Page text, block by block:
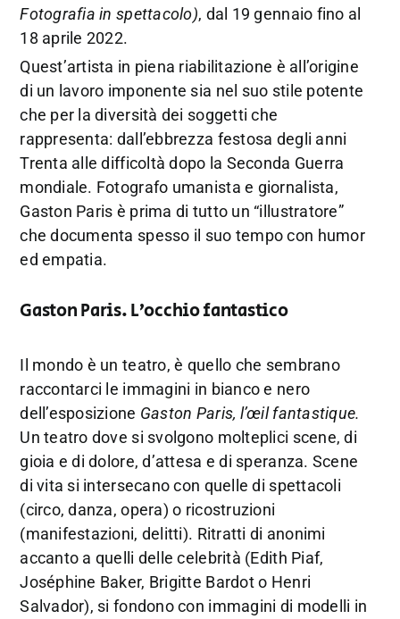
Fotografia in spettacolo), dal 19 gennaio fino al
18 aprile 2022.
Quest’artista in piena riabilitazione è all’origine
di un lavoro imponente sia nel suo stile potente
che per la diversità dei soggetti che
rappresenta: dall’ebbrezza festosa degli anni
Trenta alle difficoltà dopo la Seconda Guerra
mondiale. Fotografo umanista e giornalista,
Gaston Paris è prima di tutto un “illustratore”
che documenta spesso il suo tempo con humor
ed empatia.
Gaston Paris. L’occhio fantastico
Il mondo è un teatro, è quello che sembrano
raccontarci le immagini in bianco e nero
dell’esposizione Gaston Paris, l’œil fantastique.
Un teatro dove si svolgono molteplici scene, di
gioia e di dolore, d’attesa e di speranza. Scene
di vita si intersecano con quelle di spettacoli
(circo, danza, opera) o ricostruzioni
(manifestazioni, delitti). Ritratti di anonimi
accanto a quelli delle celebrità (Edith Piaf,
Joséphine Baker, Brigitte Bardot o Henri
Salvador), si fondono con immagini di modelli in